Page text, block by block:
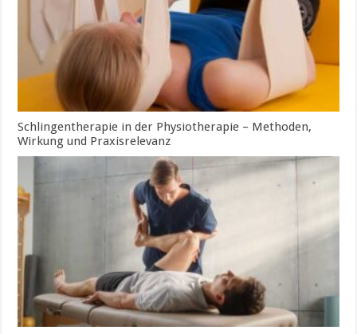
Schlingentherapie in der Physiotherapie – Methoden,
Wirkung und Praxisrelevanz